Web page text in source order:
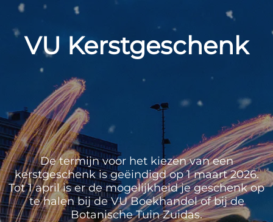
VU Kerstgeschenk
De termijn voor het kiezen van een
kerstgeschenk is geëindigd op 1 maart 2026.
Tot 1 april is er de mogelijkheid je geschenk op
te halen bij de VU Boekhandel of bij de
Botanische Tuin Zuidas.